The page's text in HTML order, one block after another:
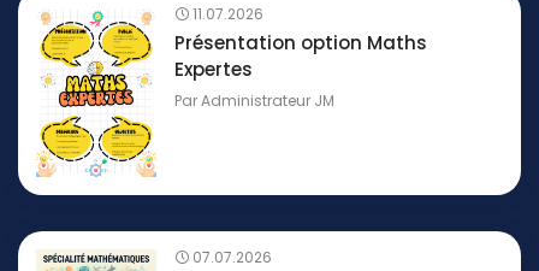
11.07.2026
Présentation option Maths
Expertes
ParAdministrateur JM
07.07.2026